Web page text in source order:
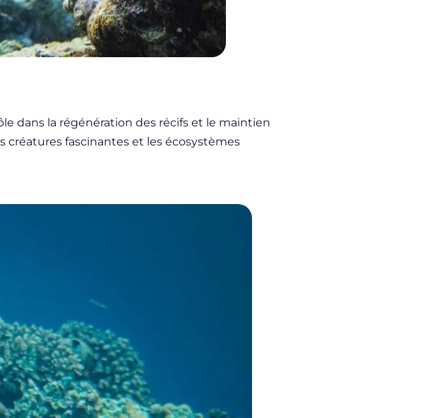
dans la régénération des récifs et le maintien
créatures fascinantes et les écosystèmes